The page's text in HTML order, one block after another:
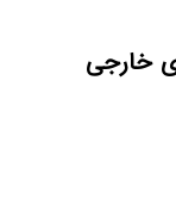
خارجی